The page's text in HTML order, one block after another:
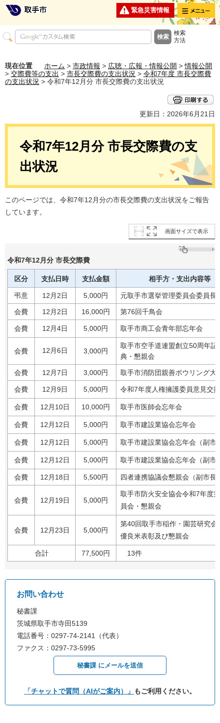
緊急災害情報 メニュー
検索
方法
現在位置 ホーム > 市政情報 > 広聴・広報・情報公開 >情報公開
> 交際費等の支出 > 市長交際費の支出状況 > 令和7年度 市長交際費
の支出状況 > 令和7年12月分 市長交際費の支出状況
更新日：2026年6月21日
令和7年12月分 市長交際費の支
出状況
このページでは、令和7年12月分の市長交際費の支出状況をご報告
しています。
画面サイズで表示
令和7年12月分 市長交際費
区分 支払日時 支払金額 相手方・支出内容等
弔意 12月2日 5,000円 元取手市選挙管理委員会委員長
会費 12月2日 16,000円 第76回千鳥会
会費 12月4日 5,000円 取手市商工会青年部忘年会
会費 12月6日 3,000円
取手市空手道連盟創立50周年記
典・懇親会
会費 12月7日 3,000円 取手市消防団親善ボウリング大
会費 12月9日 5,000円 令和7年度人権擁護委員意見交
会費 12月10日 10,000円 取手市医師会忘年会
会費 12月12日 5,000円 取手市建設業協会忘年会
会費 12月12日 5,000円 取手市建設業協会忘年会（副市
会費 12月12日 5,000円 取手市建設業協会忘年会（副市
会費 12月18日 5,500円 四者連携協議会懇親会（副市長
会費 12月19日 5,000円
取手市防火安全協会令和7年度
員会・懇親会
会費 12月23日 5,000円
第40回取手市稲作・園芸研究会
優良米表彰及び懇親会
合計 77,500円 13件
お問い合わせ
秘書課
茨城県取手市寺田5139
電話番号：0297-74-2141（代表）
ファクス：0297-73-5995
秘書課 にメールを送信
「チャットで質問（AIがご案内）」 もご利用ください。